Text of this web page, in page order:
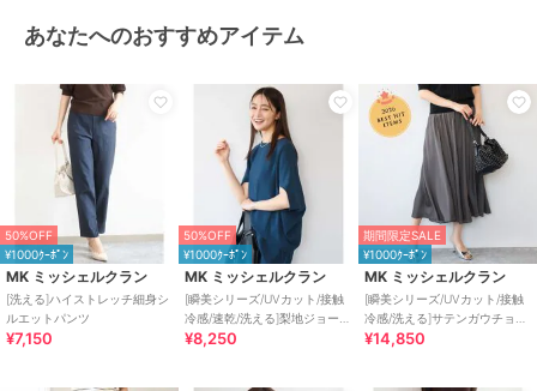
あなたへのおすすめアイテム
50%OFF
¥1000ｸｰﾎﾟﾝ
MK ミッシェルクラン
[洗える]ハイストレッチ細身シ
ルエットパンツ
¥7,150
50%OFF
¥1000ｸｰﾎﾟﾝ
MK ミッシェルクラン
[瞬美シリーズ/UVカット/接触
冷感/速乾/洗える]梨地ジョーゼ
ット 変形スリーブブラウス
¥8,250
期間限定SALE
¥1000ｸｰﾎﾟﾝ
MK ミッシェルクラン
[瞬美シリーズ/UVカット/接触
冷感/洗える]サテンガウチョパ
ンツ
¥14,850